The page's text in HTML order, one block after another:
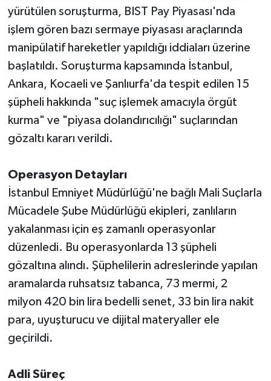
yürütülen soruşturma, BIST Pay Piyasası'nda
işlem gören bazı sermaye piyasası araçlarında
manipülatif hareketler yapıldığı iddiaları üzerine
başlatıldı. Soruşturma kapsamında İstanbul,
Ankara, Kocaeli ve Şanlıurfa'da tespit edilen 15
şüpheli hakkında "suç işlemek amacıyla örgüt
kurma" ve "piyasa dolandırıcılığı" suçlarından
gözaltı kararı verildi.
Operasyon Detayları
İstanbul Emniyet Müdürlüğü'ne bağlı Mali Suçlarla
Mücadele Şube Müdürlüğü ekipleri, zanlıların
yakalanması için eş zamanlı operasyonlar
düzenledi. Bu operasyonlarda 13 şüpheli
gözaltına alındı. Şüphelilerin adreslerinde yapılan
aramalarda ruhsatsız tabanca, 73 mermi, 2
milyon 420 bin lira bedelli senet, 33 bin lira nakit
para, uyuşturucu ve dijital materyaller ele
geçirildi.
Adli Süreç